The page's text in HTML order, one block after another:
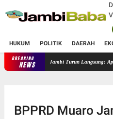
HUKUM POLITIK DAERAH
BREAKING
NEWS Karhutla 50 Hektare di
BPPRD Muaro